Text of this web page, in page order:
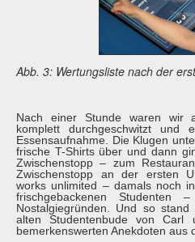
Abb. 3: Wertungsliste nach der
Nach einer Stunde waren wir
komplett durchgeschwitzt
Essensaufnahme. Die Klugen
frische T-Shirts über und dann
Zwischenstopp – zum
Zwischenstopp an der ersten
works unlimited – damals noch
frischgebackenen
Nostalgiegründen. Und so
alten Studentenbude von
bemerkenswerten Anekdoten aus